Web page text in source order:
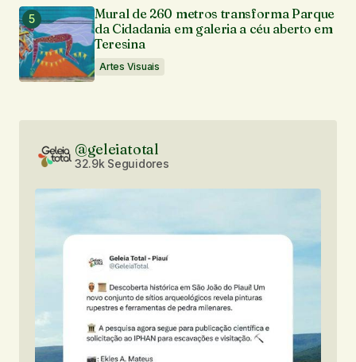
Mural de 260 metros transforma Parque
da Cidadania em galeria a céu aberto em
Teresina
Artes Visuais
@geleiatotal
32.9k Seguidores